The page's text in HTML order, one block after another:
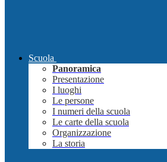
Scuola
Panoramica
Presentazione
I luoghi
Le persone
I numeri della scuola
Le carte della scuola
Organizzazione
La storia